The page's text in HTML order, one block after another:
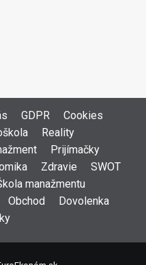
GDPR
Cookies
Reality
Prijímačky
Zdravie
SWOT
manažmentu
Obchod
Dovolenka